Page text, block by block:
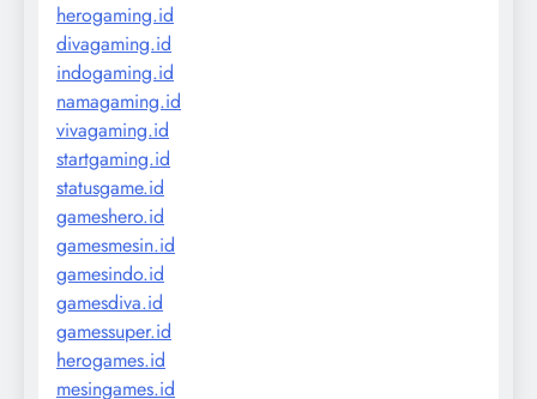
herogaming.id
divagaming.id
indogaming.id
namagaming.id
vivagaming.id
startgaming.id
statusgame.id
gameshero.id
gamesmesin.id
gamesindo.id
gamesdiva.id
gamessuper.id
herogames.id
mesingames.id